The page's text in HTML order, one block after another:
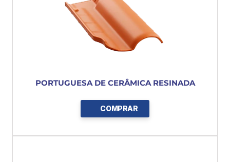
PORTUGUESA DE CERÂMICA RESINADA
COMPRAR